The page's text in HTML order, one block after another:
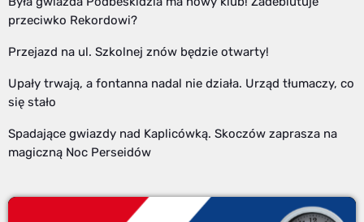
przeciwko Rekordowi?
Przejazd na ul. Szkolnej znów będzie otwarty!
Upały trwają, a fontanna nadal nie działa. Urząd tłumaczy, co
się stało
Spadające gwiazdy nad Kaplicówką. Skoczów zaprasza na
magiczną Noc Perseidów